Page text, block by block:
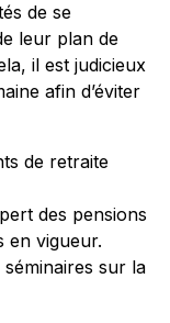
de se
leur plan de
il est judicieux
afin d’éviter
de retraite
des pensions
en vigueur.
sur la